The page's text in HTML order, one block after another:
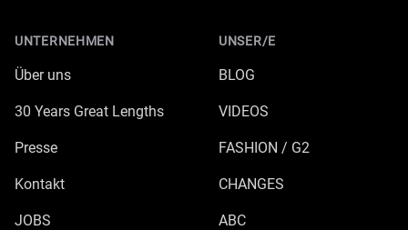
UNTERNEHMEN
Über uns
30 Years Great Lengths
Presse
Kontakt
JOBS
UNSER/E
BLOG
VIDEOS
FASHION / G2
CHANGES
ABC